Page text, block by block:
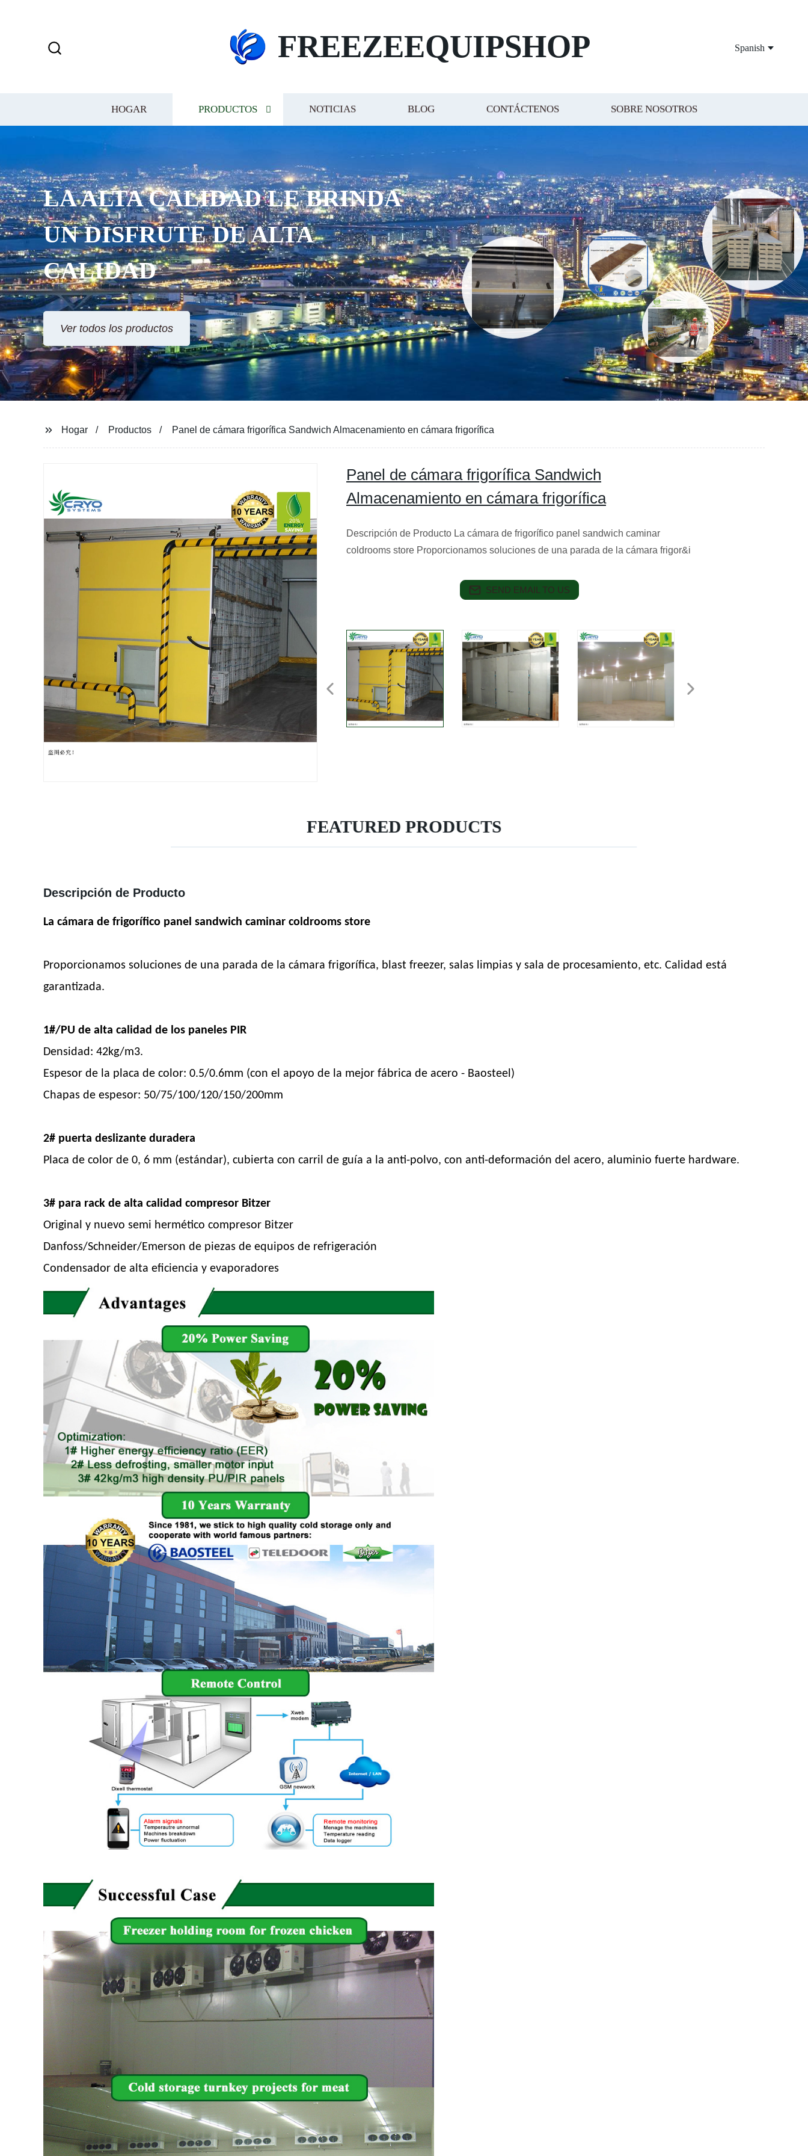
FREEZEEQUIPSHOP Spanish
HOGAR PRODUCTOS NOTICIAS BLOG CONTÁCTENOS SOBRE NOSOTROS
LA ALTA CALIDAD LE BRINDA
UN DISFRUTE DE ALTA
CALIDAD
Ver todos los productos
Hogar Productos Panel de cámara frigorífica Sandwich Almacenamiento en cámara frigorífica
Panel de cámara frigorífica Sandwich
Almacenamiento en cámara frigorífica
Descripción de Producto La cámara de frigorífico panel sandwich caminar
coldrooms store Proporcionamos soluciones de una parada de la cámara frigor&i
SEND EMAIL TO US
FEATURED PRODUCTS
Descripción de Producto
La cámara de frigorífico panel sandwich caminar coldrooms store
Proporcionamos soluciones de una parada de la cámara frigorífica, blast freezer, salas limpias y sala de procesamiento, etc. Calidad está
garantizada.
1#/PU de alta calidad de los paneles PIR
Densidad: 42kg/m3.
Espesor de la placa de color: 0.5/0.6mm (con el apoyo de la mejor fábrica de acero - Baosteel)
Chapas de espesor: 50/75/100/120/150/200mm
2# puerta deslizante duradera
Placa de color de 0, 6 mm (estándar), cubierta con carril de guía a la anti-polvo, con anti-deformación del acero, aluminio fuerte hardware.
3# para rack de alta calidad compresor Bitzer
Original y nuevo semi hermético compresor Bitzer
Danfoss/Schneider/Emerson de piezas de equipos de refrigeración
Condensador de alta eficiencia y evaporadores